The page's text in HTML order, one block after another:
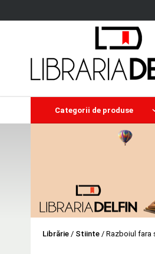
Categorii de produse
Librărie / Stiinte / Razboiul fara